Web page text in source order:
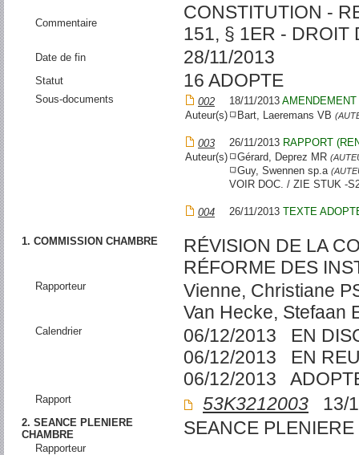
Commentaire
CONSTITUTION -
151, § 1ER - DROIT
Date de fin 28/11/2013
Statut 16 ADOPTE
Sous-documents 002 18/11/2013 AMENDEMENT
Auteur(s)
Bart, Laeremans VB
003 26/11/2013 RAPPORT
Auteur(s)
Gérard, Deprez MR
Guy, Swennen sp.a
VOIR DOC. / ZIE STUK -
004 26/11/2013 TEXTE
1. COMMISSION CHAMBRE
RÉVISION DE LA
RÉFORME DES
Rapporteur
Vienne, Christiane
Van Hecke, Stefaan
Calendrier
06/12/2013 EN
06/12/2013 EN
06/12/2013
Rapport 53K3212003 13/
2. SEANCE PLENIERE
CHAMBRE
SEANCE
Rapporteur